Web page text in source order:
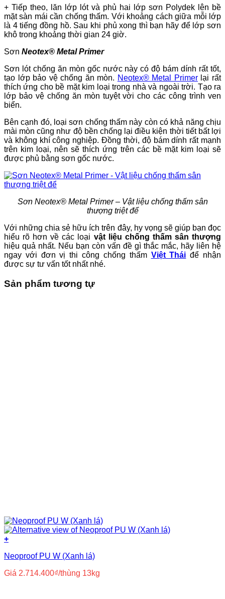
+ Tiếp theo, lăn lớp lót và phủ hai lớp sơn Polydek lên bề
mặt sàn mái cần chống thấm. Với khoảng cách giữa mỗi lớp
là 4 tiếng đồng hồ. Sau khi phủ xong thì bạn hãy để lớp sơn
khô trong khoảng thời gian 24 giờ.
Sơn Neotex® Metal Primer
Sơn lót chống ăn mòn gốc nước này có độ bám dính rất tốt,
tạo lớp bảo vệ chống ăn mòn. Neotex® Metal Primerlại rất
thích ứng cho bề mặt kim loại trong nhà và ngoài trời. Tạo ra
lớp bảo vệ chống ăn mòn tuyệt vời cho các công trình ven
biển.
Bên cạnh đó, loại sơn chống thấm này còn có khả năng chịu
mài mòn cũng như độ bền chống lại điều kiện thời tiết bất lợi
và không khí công nghiệp. Đồng thời, độ bám dính rất mạnh
trên kim loại, nên sẽ thích ứng trên các bề mặt kim loại sẽ
được phủ bằng sơn gốc nước.
Sơn Neotex® Metal Primer – Vật liệu chống thấm sân
thượng triệt để
Với những chia sẻ hữu ích trên đây, hy vọng sẽ giúp bạn đọc
hiểu rõ hơn về các loại vật liệu chống thấm sân thượng
hiệu quả nhất. Nếu bạn còn vấn đề gì thắc mắc, hãy liên hệ
ngay với đơn vị thi công chống thấm Việt Thái để nhận
được sự tư vấn tốt nhất nhé.
Sản phẩm tương tự
+
Neoproof PU W (Xanh lá)
Giá 2.714.400₫/thùng 13kg